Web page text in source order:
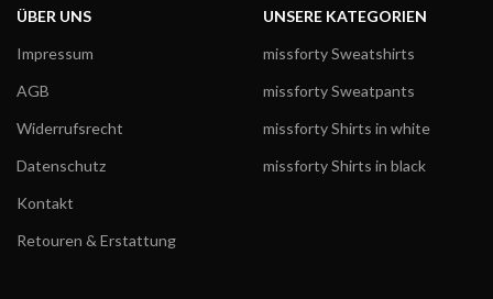
ÜBER UNS
Impressum
AGB
Widerrufsrecht
Datenschutz
Kontakt
Retouren & Erstattung
UNSERE KATEGORIEN
missforty Sweatshirts
missforty Sweatpants
missforty Shirts in white
missforty Shirts in black